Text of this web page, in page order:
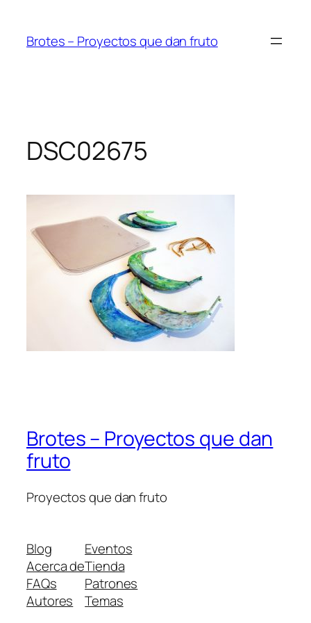
contenido
Brotes – Proyectos que dan fruto
DSC02675
Brotes – Proyectos que dan
fruto
Proyectos que dan fruto
Blog
Acerca de
FAQs
Autores
Eventos
Tienda
Patrones
Temas